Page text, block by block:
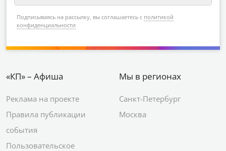
Подписываясь на рассылку, вы соглашаетесь с политикой
конфиденциальности
«КП» – Афиша
Реклама на проекте
Правила публикации
события
Пользовательское
Мы в регионах
Санкт-Петербург
Москва